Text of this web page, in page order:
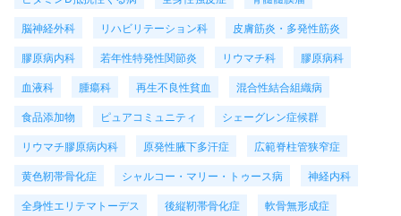
脳神経外科
リハビリテーション科
皮膚筋炎・多発性筋炎
膠原病内科
若年性特発性関節炎 リウマチ科
膠原病科
血液科
腫瘍科 再生不良性貧血
混合性結合組織病
食品添加物
ピュアコミュニティ
シェーグレン症候群
リウマチ膠原病内科
原発性腋下多汗症
広範脊柱管狭窄症
黄色靭帯骨化症
シャルコー・マリー・トゥース病
神経内科
全身性エリテマトーデス
後縦靭帯骨化症
軟骨無形成症